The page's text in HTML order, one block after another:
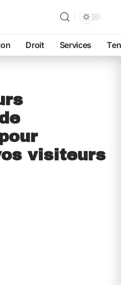
Droit Services
visiteurs